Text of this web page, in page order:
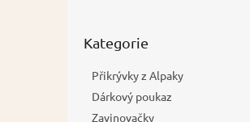
kategorie
Kategorie
Přikrývky z Alpaky
Dárkový poukaz
Zavinovačky